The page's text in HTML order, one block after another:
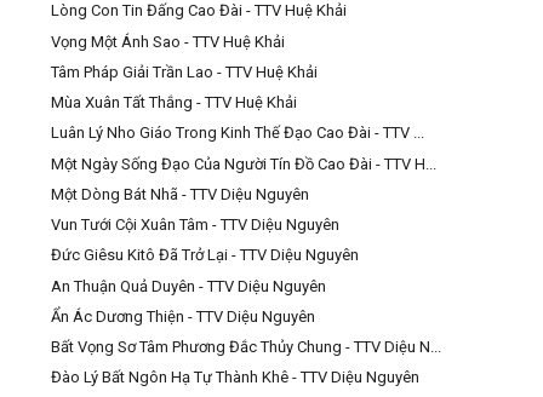
Lòng Con Tin Đấng Cao Đài - TTV Huệ Khải
Vọng Một Ánh Sao - TTV Huệ Khải
Tâm Pháp Giải Trần Lao - TTV Huệ Khải
Mùa Xuân Tất Thắng - TTV Huệ Khải
Luân Lý Nho Giáo Trong Kinh Thế Đạo Cao Đài - TTV ...
Một Ngày Sống Đạo Của Người Tín Đồ Cao Đài - TTV H...
Một Dòng Bát Nhã - TTV Diệu Nguyên
Vun Tưới Cội Xuân Tâm - TTV Diệu Nguyên
Đức Giêsu Kitô Đã Trở Lại - TTV Diệu Nguyên
An Thuận Quả Duyên - TTV Diệu Nguyên
Ẩn Ác Dương Thiện - TTV Diệu Nguyên
Bất Vọng Sơ Tâm Phương Đắc Thủy Chung - TTV Diệu N...
Đào Lý Bất Ngôn Hạ Tự Thành Khê - TTV Diệu Nguyên